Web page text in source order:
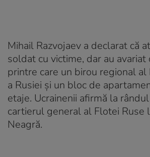
Mihail Razvojaev a declarat că
soldat cu victime, dar au avariat
printre care un birou regional al
a Rusiei şi un bloc de
etaje. Ucrainenii afirmă la
cartierul general al Flotei Ruse
Neagră.